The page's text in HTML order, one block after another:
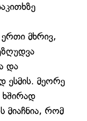
მხრივ,
და
ესმის. მეორე
ხშირად
მიაჩნია, რომ